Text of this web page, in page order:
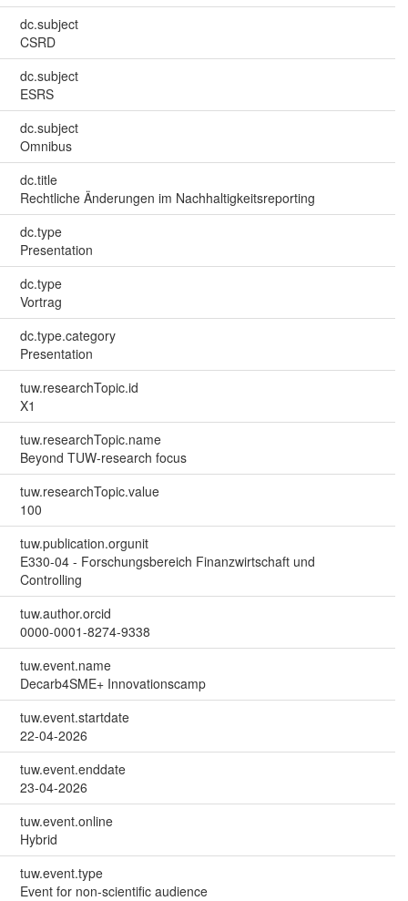
dc.subject
CSRD
dc.subject
ESRS
dc.subject
Omnibus
dc.title
Rechtliche Änderungen im Nachhaltigkeitsreporting
dc.type
Presentation
dc.type
Vortrag
dc.type.category
Presentation
tuw.researchTopic.id
X1
tuw.researchTopic.name
Beyond TUW-research focus
tuw.researchTopic.value
100
tuw.publication.orgunit
E330-04 - Forschungsbereich Finanzwirtschaft und
Controlling
tuw.author.orcid
0000-0001-8274-9338
tuw.event.name
Decarb4SME+ Innovationscamp
tuw.event.startdate
22-04-2026
tuw.event.enddate
23-04-2026
tuw.event.online
Hybrid
tuw.event.type
Event for non-scientific audience